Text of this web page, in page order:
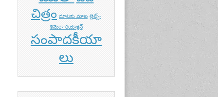
చిత్రం మాటకు మాట లైట్స్-
కెమెరా-రియాక్షన్
సంపాదకీయా
లు